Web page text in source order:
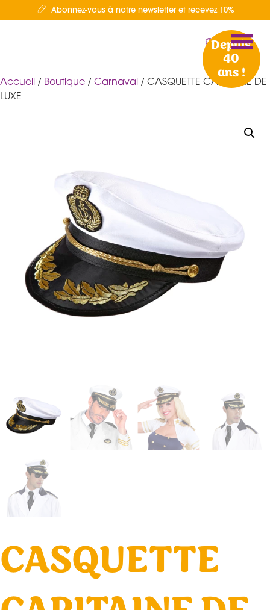
Abonnez-vous à notre newsletter et recevez 10%
Depuis
40
ans !
Accueil / Boutique / Carnaval / CASQUETTE CAPITAINE DE
LUXE
CASQUETTE